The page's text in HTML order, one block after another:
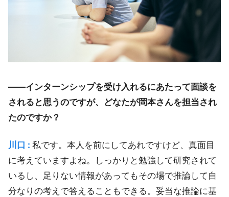
――インターンシップを受け入れるにあたって面談を
されると思うのですが、どなたが岡本さんを担当され
たのですか？
川口 : 私です。本人を前にしてあれですけど、真面目
に考えていますよね。しっかりと勉強して研究されて
いるし、足りない情報があってもその場で推論して自
分なりの考えで答えることもできる。妥当な推論に基